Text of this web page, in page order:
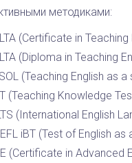
методиками:
(Certificate in
(Diploma in Teaching
(Teaching English as
(Teaching Knowledge
(International English
iBT (Test of English as
(Certificate in Advanced